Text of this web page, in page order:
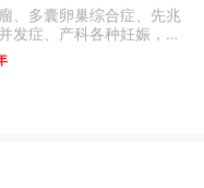
、多囊卵巢综合症、先兆
发症、产科各种妊娠，妇
，妇科手术，卵巢肿瘤、